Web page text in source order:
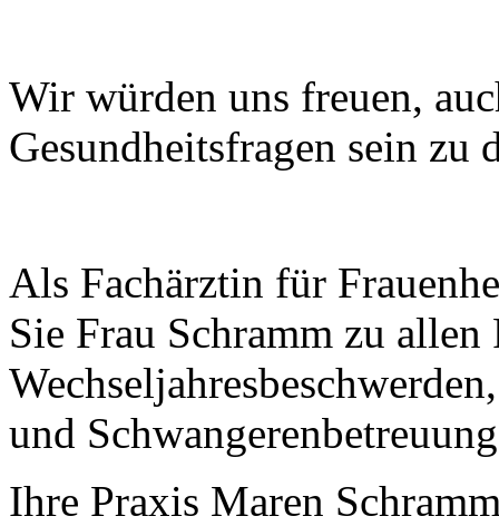
Wir würden uns freuen,
Gesundheitsfragen sein zu
Als Fachärztin für
Sie Frau Schramm zu
und
Ihre Praxis Maren